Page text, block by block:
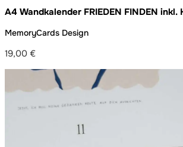
A4 Wandkalender FRIEDEN FINDEN
MemoryCards Design
19,00 €